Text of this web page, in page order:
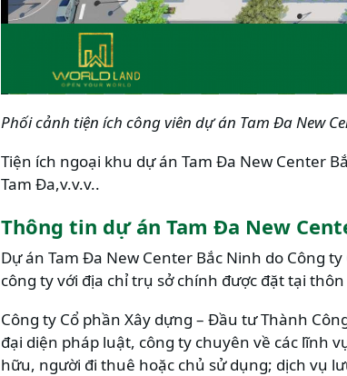
Phối cảnh tiện ích công viên dự án Tam Đa New
Tiện ích ngoại khu dự án Tam Đa New Center
Tam Đa,v.v.v..
Thông tin dự án Tam Đa New
Dự án Tam Đa New Center Bắc Ninh do Công
công ty với địa chỉ trụ sở chính được đặt tại
Công ty Cổ phần Xây dựng – Đầu tư Thành
đại diện pháp luật, công ty chuyên về các lĩnh
hữu, người đi thuê hoặc chủ sử dụng; dịch vụ